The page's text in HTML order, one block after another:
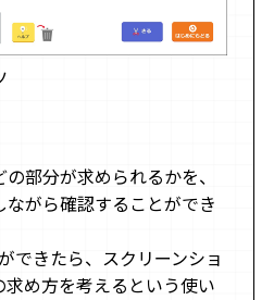
部分が求められるかを、
がら確認することができ
できたら、スクリーンショ
め方を考えるという使い